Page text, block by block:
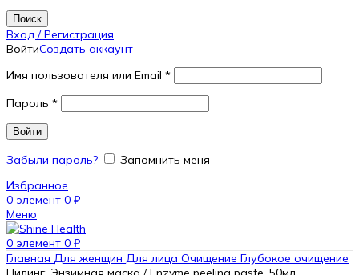
Поиск
Вход / Регистрация
ВойтиСоздать аккаунт
Имя пользователя или Email *
Пароль *
Войти
Забыли пароль?
Запомнить меня
Избранное
0 элемент 0 ₽
Меню
0 элемент 0 ₽
Главная Для женщин Для лица Очищение Глубокое очищение